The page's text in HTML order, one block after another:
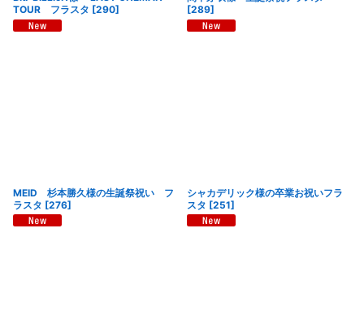
TOUR フラスタ [290]
[289]
MEID 杉本勝久様の生誕祭祝い フ
ラスタ [276]
シャカデリック様の卒業お祝いフラ
スタ [251]